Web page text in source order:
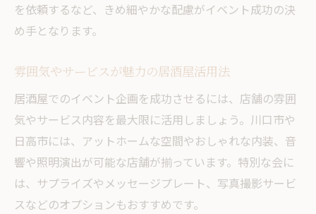
を依頼するなど、きめ細やかな配慮がイベント成功の決
め手となります。
雰囲気やサービスが魅力の居酒屋活用法
居酒屋でのイベント企画を成功させるには、店舗の雰囲
気やサービス内容を最大限に活用しましょう。川口市や
日高市には、アットホームな空間やおしゃれな内装、音
響や照明演出が可能な店舗が揃っています。特別な会に
は、サプライズやメッセージプレート、写真撮影サービ
スなどのオプションもおすすめです。